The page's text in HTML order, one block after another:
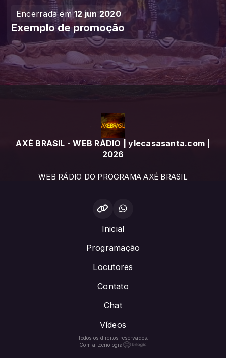
Encerrada em12 jun 2020
Exemplo de promoção
AXÉ BRASIL - WEB RÁDIO | ylecasasanta.com |
2026
WEB RÁDIO DO PROGRAMA AXÉ BRASIL
Inicial
Programação
Locutores
Contato
Chat
Vídeos
Todos os direitos reservados.
Com a tecnologia